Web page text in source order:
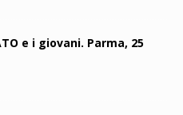
e i giovani. Parma, 25